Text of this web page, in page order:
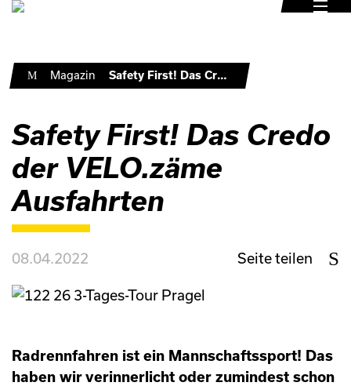
Magazin Safety First! Das Credo der VELO.zäme Ausfahrten
Safety First! Das Credo
der VELO.zäme
Ausfahrten
08.04.2022 Seite teilen
Radrennfahren ist ein Mannschaftssport! Das
haben wir verinnerlicht oder zumindest schon